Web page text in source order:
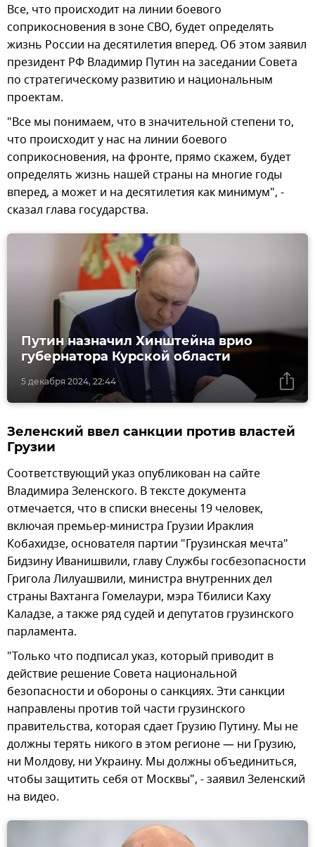
Все, что происходит на линии боевого
соприкосновения в зоне СВО, будет определять
жизнь России на десятилетия вперед. Об этом заявил
президент РФ Владимир Путин на заседании Совета
по стратегическому развитию и национальным
проектам.
"Все мы понимаем, что в значительной степени то,
что происходит у нас на линии боевого
соприкосновения, на фронте, прямо скажем, будет
определять жизнь нашей страны на многие годы
вперед, а может и на десятилетия как минимум", -
сказал глава государства.
5 декабря 2024, 22:44
Путин назначил Хинштейна врио
губернатора Курской области
Зеленский ввел санкции против властей
Грузии
Соответствующий указ опубликован на сайте
Владимира Зеленского. В тексте документа
отмечается, что в списки внесены 19 человек,
включая премьер-министра Грузии Ираклия
Кобахидзе, основателя партии "Грузинская мечта"
Бидзину Иванишвили, главу Службы госбезопасности
Григола Лилуашвили, министра внутренних дел
страны Вахтанга Гомелаури, мэра Тбилиси Каху
Каладзе, а также ряд судей и депутатов грузинского
парламента.
"Только что подписал указ, который приводит в
действие решение Совета национальной
безопасности и обороны о санкциях. Эти санкции
направлены против той части грузинского
правительства, которая сдает Грузию Путину. Мы не
должны терять никого в этом регионе — ни Грузию,
ни Молдову, ни Украину. Мы должны объединиться,
чтобы защитить себя от Москвы", - заявил Зеленский
на видео.